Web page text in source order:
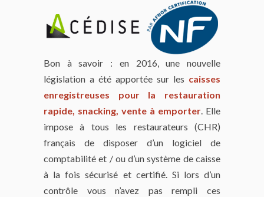
Bon à savoir : en 2016, une nouvelle
législation a été apportée sur les caisses
enregistreuses pour la restauration
rapide, snacking, vente à emporter . Elle
impose à tous les restaurateurs (CHR)
français de disposer d’un logiciel de
comptabilité et / ou d’un système de caisse
à la fois sécurisé et certifié. Si lors d’un
contrôle vous n’avez pas rempli ces